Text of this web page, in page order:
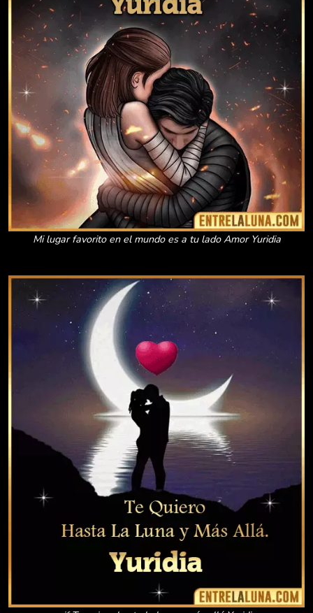
Mi lugar favorito en el mundo es a tu lado Amor Yuridia